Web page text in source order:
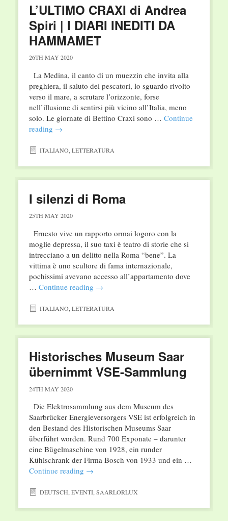
L’ULTIMO CRAXI di Andrea
Spiri | I DIARI INEDITI DA
HAMMAMET
26TH MAY 2020
La Medina, il canto di un muezzin che invita alla
preghiera, il saluto dei pescatori, lo sguardo rivolto
verso il mare, a scrutare l’orizzonte, forse
nell’illusione di sentirsi più vicino all’Italia, meno
solo. Le giornate di Bettino Craxi sono … Continue
reading →
ITALIANO, LETTERATURA
I silenzi di Roma
25TH MAY 2020
Ernesto vive un rapporto ormai logoro con la
moglie depressa, il suo taxi è teatro di storie che si
intrecciano a un delitto nella Roma “bene”. La
vittima è uno scultore di fama internazionale,
pochissimi avevano accesso all’appartamento dove
… Continue reading →
ITALIANO, LETTERATURA
Historisches Museum Saar
übernimmt VSE-Sammlung
24TH MAY 2020
Die Elektrosammlung aus dem Museum des
Saarbrücker Energieversorgers VSE ist erfolgreich in
den Bestand des Historischen Museums Saar
überführt worden. Rund 700 Exponate – darunter
eine Bügelmaschine von 1928, ein runder
Kühlschrank der Firma Bosch von 1933 und ein …
Continue reading →
DEUTSCH,EVENTI,SAARLORLUX